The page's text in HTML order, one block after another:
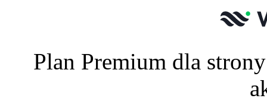
Plan Premium dla